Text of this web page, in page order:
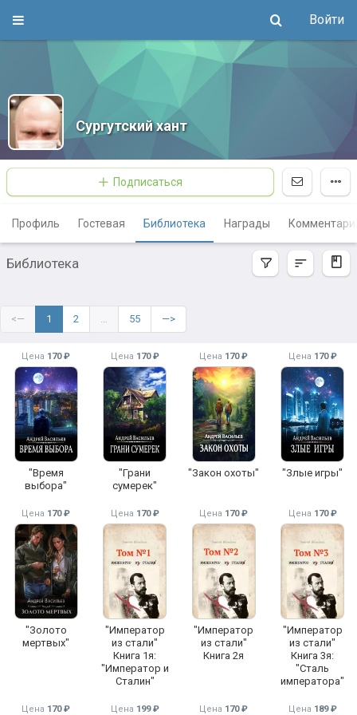
Войти
Сургутский хант
Подписаться
Профиль Гостевая Библиотека Награды
Библиотека
<— 1 2 … 55 —>
Цена 170 ₽
"Время
выбора"
Цена 170 ₽
"Грани
сумерек"
Цена 170 ₽
"Закон охоты"
Цена 170 ₽
"Злые игры"
Цена 170 ₽
"Золото
мертвых"
Цена 170 ₽
"Император
из стали"
Книга 1я:
"Император и
Сталин"
Цена 170 ₽
"Император
из стали"
Книга 2я
Цена 170 ₽
"Император
из стали"
Книга 3я:
"Сталь
императора"
Цена 170 ₽ Цена 199 ₽ Цена 170 ₽ Цена 189 ₽